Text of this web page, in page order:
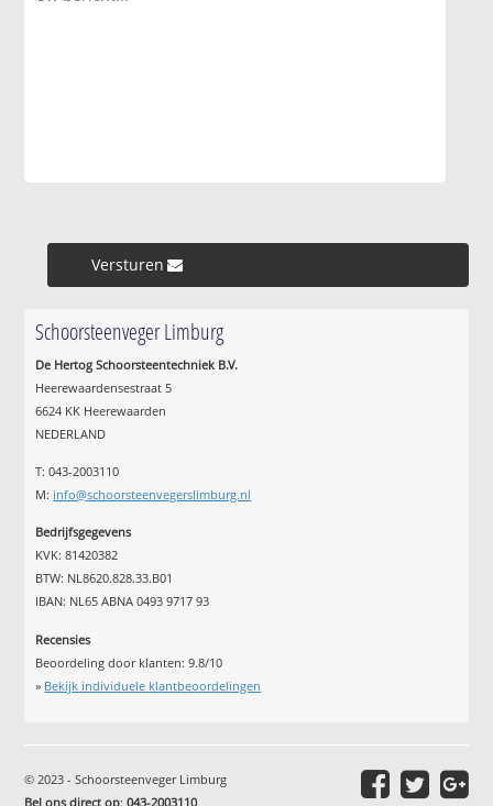
Versturen »
Schoorsteenveger Limburg
De Hertog Schoorsteentechniek B.V.
Heerewaardensestraat 5
6624 KK Heerewaarden
NEDERLAND
T: 043-2003110
M: info@schoorsteenvegerslimburg.nl
Bedrijfsgegevens
KVK: 81420382
BTW: NL8620.828.33.B01
IBAN: NL65 ABNA 0493 9717 93
Recensies
Beoordeling door klanten:9.8/10
» Bekijk individuele klantbeoordelingen
© 2023 - Schoorsteenveger Limburg
Bel ons direct op:043-2003110